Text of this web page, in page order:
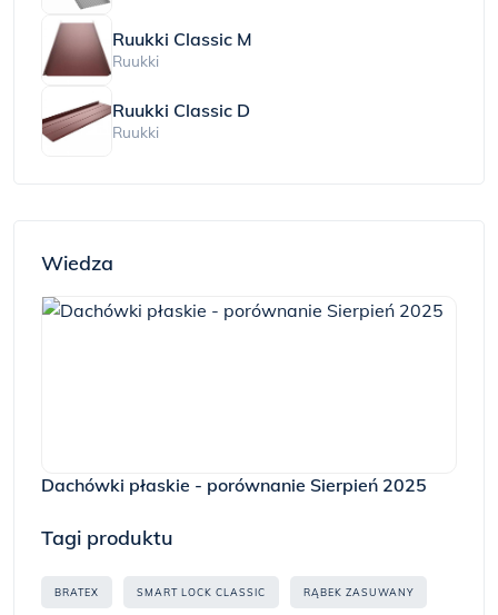
Ruukki Classic M
Ruukki
Ruukki Classic D
Ruukki
Wiedza
Dachówki płaskie - porównanie Sierpień 2025
Tagi produktu
BRATEX SMART LOCK CLASSIC RĄBEK ZASUWANY